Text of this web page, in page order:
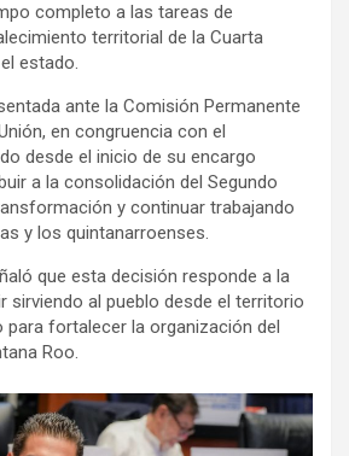
completo a las tareas de
territorial de la Cuarta
estado.
ante la Comisión Permanente
en congruencia con el
desde el inicio de su encargo
a la consolidación del Segundo
y continuar trabajando
y los quintanarroenses.
que esta decisión responde a la
sirviendo al pueblo desde el territorio
para fortalecer la organización del
Roo.